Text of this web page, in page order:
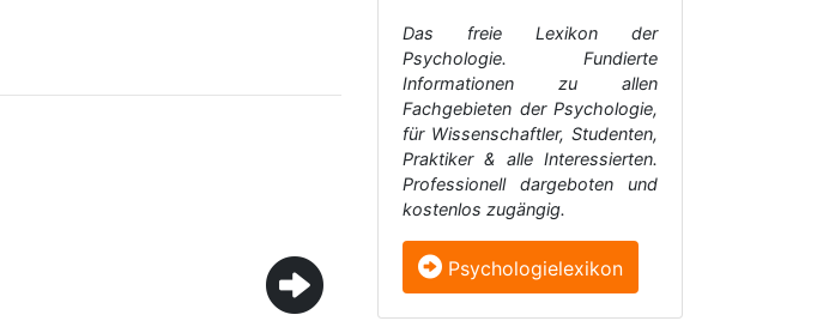
Das freie Lexikon der
Psychologie. Fundierte
Informationen zu allen
Fachgebieten der Psychologie,
für Wissenschaftler, Studenten,
Praktiker & alle Interessierten.
Professionell dargeboten und
kostenlos zugängig.
Psychologielexikon